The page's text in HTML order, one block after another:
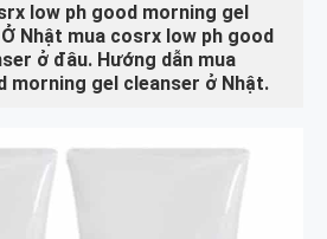
low ph good morning gel
Nhật mua cosrx low ph good
ở đâu. Hướng dẫn mua
morning gel cleanser ở Nhật.